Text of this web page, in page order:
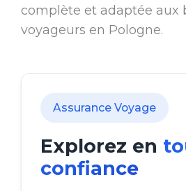
complète et adaptée aux
voyageurs en Pologne.
Assurance Voyage
Explorez en
confiance